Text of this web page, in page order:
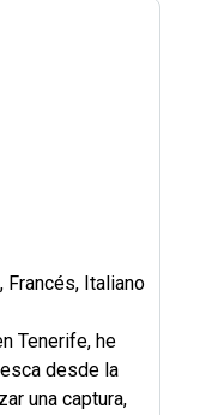
Francés, Italiano
Tenerife, he
desde la
una captura,